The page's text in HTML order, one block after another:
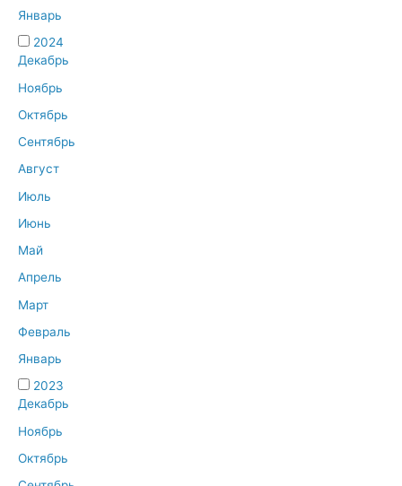
Январь
2024
Декабрь
Ноябрь
Октябрь
Сентябрь
Август
Июль
Июнь
Май
Апрель
Март
Февраль
Январь
2023
Декабрь
Ноябрь
Октябрь